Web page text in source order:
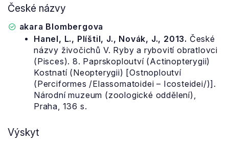
České názvy
akara Blombergova
Hanel, L., Plíštil, J., Novák, J., 2013. České
názvy živočichů V. Ryby a rybovití obratlovci
(Pisces). 8. Paprskoploutví (Actinopterygii)
Kostnatí (Neopterygii) [Ostnoploutví
(Perciformes /Elassomatoidei – Icosteidei/)].
Národní muzeum (zoologické oddělení),
Praha, 136 s.
Výskyt